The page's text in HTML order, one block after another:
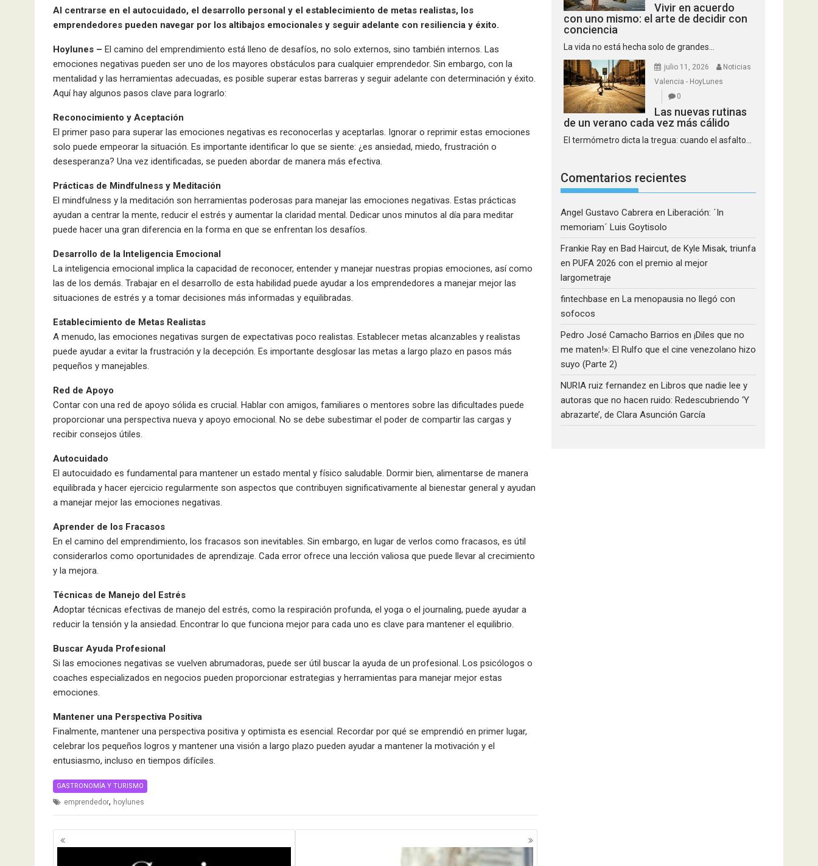
Al centrarse en el autocuidado, el desarrollo personal y el establecimiento de metas realistas, los
emprendedores pueden navegar por los altibajos emocionales y seguir adelante con resiliencia y éxito.
Hoylunes – El camino del emprendimiento está lleno de desafíos, no solo externos, sino también internos. Las
emociones negativas pueden ser uno de los mayores obstáculos para cualquier emprendedor. Sin embargo, con la
mentalidad y las herramientas adecuadas, es posible superar estas barreras y seguir adelante con determinación y éxito.
Aquí hay algunos pasos clave para lograrlo:
Reconocimiento y Aceptación
El primer paso para superar las emociones negativas es reconocerlas y aceptarlas. Ignorar o reprimir estas emociones
solo puede empeorar la situación. Es importante identificar lo que se siente: ¿es ansiedad, miedo, frustración o
desesperanza? Una vez identificadas, se pueden abordar de manera más efectiva.
Prácticas de Mindfulness y Meditación
El mindfulness y la meditación son herramientas poderosas para manejar las emociones negativas. Estas prácticas
ayudan a centrar la mente, reducir el estrés y aumentar la claridad mental. Dedicar unos minutos al día para meditar
puede hacer una gran diferencia en la forma en que se enfrentan los desafíos.
Desarrollo de la Inteligencia Emocional
La inteligencia emocional implica la capacidad de reconocer, entender y manejar nuestras propias emociones, así como
las de los demás. Trabajar en el desarrollo de esta habilidad puede ayudar a los emprendedores a manejar mejor las
situaciones de estrés y a tomar decisiones más informadas y equilibradas.
Establecimiento de Metas Realistas
A menudo, las emociones negativas surgen de expectativas poco realistas. Establecer metas alcanzables y realistas
puede ayudar a evitar la frustración y la decepción. Es importante desglosar las metas a largo plazo en pasos más
pequeños y manejables.
Red de Apoyo
Contar con una red de apoyo sólida es crucial. Hablar con amigos, familiares o mentores sobre las dificultades puede
proporcionar una perspectiva nueva y apoyo emocional. No se debe subestimar el poder de compartir las cargas y
recibir consejos útiles.
Autocuidado
El autocuidado es fundamental para mantener un estado mental y físico saludable. Dormir bien, alimentarse de manera
equilibrada y hacer ejercicio regularmente son aspectos que contribuyen significativamente al bienestar general y ayudan
a manejar mejor las emociones negativas.
Aprender de los Fracasos
En el camino del emprendimiento, los fracasos son inevitables. Sin embargo, en lugar de verlos como fracasos, es útil
considerarlos como oportunidades de aprendizaje. Cada error ofrece una lección valiosa que puede llevar al crecimiento
y la mejora.
Técnicas de Manejo del Estrés
Adoptar técnicas efectivas de manejo del estrés, como la respiración profunda, el yoga o el journaling, puede ayudar a
reducir la tensión y la ansiedad. Encontrar lo que funciona mejor para cada uno es clave para mantener el equilibrio.
Buscar Ayuda Profesional
Si las emociones negativas se vuelven abrumadoras, puede ser útil buscar la ayuda de un profesional. Los psicólogos o
coaches especializados en negocios pueden proporcionar estrategias y herramientas para manejar mejor estas
emociones.
Mantener una Perspectiva Positiva
Finalmente, mantener una perspectiva positiva y optimista es esencial. Recordar por qué se emprendió en primer lugar,
celebrar los pequeños logros y mantener una visión a largo plazo pueden ayudar a mantener la motivación y el
entusiasmo, incluso en tiempos difíciles.
GASTRONOMÍA Y TURISMO
emprendedor, hoylunes
Navegación
de
Vivir en acuerdo
con uno mismo: el arte de decidir con
conciencia
La vida no está hecha solo de grandes...
julio 11, 2026
Noticias
Valencia - HoyLunes
0
Las nuevas rutinas
de un verano cada vez más cálido
El termómetro dicta la tregua: cuando el asfalto...
Comentarios recientes
Angel Gustavo Cabrera en Liberación: ´In
memoriam´ Luis Goytisolo
Frankie Ray en Bad Haircut, de Kyle Misak, triunfa
en PUFA 2026 con el premio al mejor
largometraje
fintechbase en La menopausia no llegó con
sofocos
Pedro José Camacho Barrios en ¡Diles que no
me maten!»: El Rulfo que el cine venezolano hizo
suyo (Parte 2)
NURIA ruiz fernandez en Libros que nadie lee y
autoras que no hacen ruido: Redescubriendo ‘Y
abrazarte’, de Clara Asunción García